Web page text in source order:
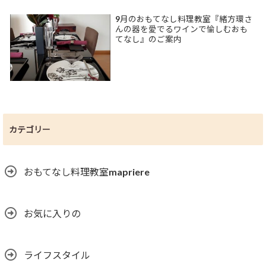
9月のおもてなし料理教室『緒方環さ
んの器を愛でるワインで愉しむおも
てなし』のご案内
カテゴリー
おもてなし料理教室mapriere
お気に入りの
ライフスタイル